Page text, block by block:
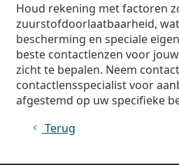
Houd rekening met factoren
zuurstofdoorlaatbaarheid,
bescherming en speciale
beste contactlenzen voor
zicht te bepalen. Neem
contactlensspecialist voor
afgestemd op uw specifieke
Terug